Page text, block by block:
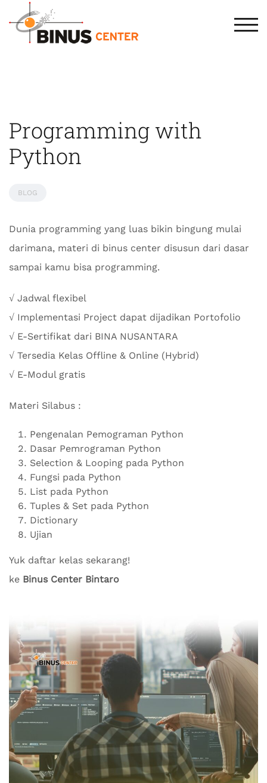
Programming with
Python
BLOG
Dunia programming yang luas bikin bingung mulai
darimana, materi di binus center disusun dari dasar
sampai kamu bisa programming.
√ Jadwal flexibel
√ Implementasi Project dapat dijadikan Portofolio
√ E-Sertifikat dari BINA NUSANTARA
√ Tersedia Kelas Offline & Online (Hybrid)
√ E-Modul gratis
Materi Silabus :
Pengenalan Pemograman Python
Dasar Pemrograman Python
Selection & Looping pada Python
Fungsi pada Python
List pada Python
Tuples & Set pada Python
Dictionary
Ujian
Yuk daftar kelas sekarang!
ke Binus Center Bintaro